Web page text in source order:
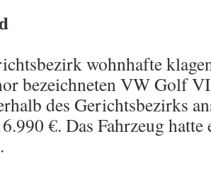
wohnhafte
bezeichneten VW Golf
des Gerichtsbezirks
€. Das Fahrzeug